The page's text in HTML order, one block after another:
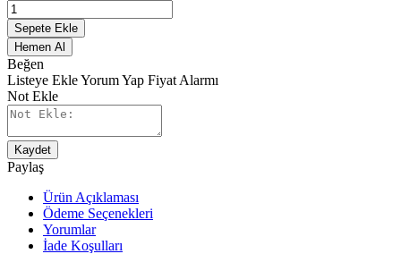
Sepete Ekle
Hemen Al
Beğen
Listeye EkleYorum Yap Fiyat Alarmı
Not Ekle
Kaydet
Paylaş
Ürün Açıklaması
Ödeme Seçenekleri
Yorumlar
İade Koşulları